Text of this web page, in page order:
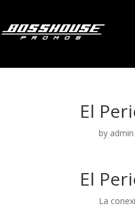
El
by admin
El
La